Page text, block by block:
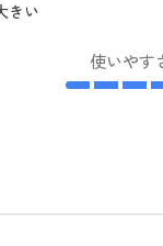
きい
使いや